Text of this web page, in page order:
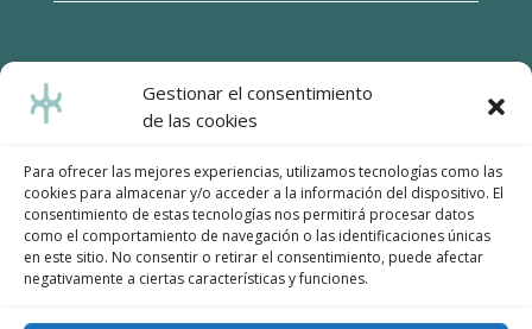
Gestionar el consentimiento
de las cookies
Para ofrecer las mejores experiencias, utilizamos tecnologías como las
cookies para almacenar y/o acceder a la información del dispositivo. El
consentimiento de estas tecnologías nos permitirá procesar datos
como el comportamiento de navegación o las identificaciones únicas
en este sitio. No consentir o retirar el consentimiento, puede afectar
negativamente a ciertas características y funciones.
Hecho con amor por
soyfarmaceutico.com by hefadi.es
PROGRAMA KIT DIGITAL
COFINANCIADO POR LOS FONDOS
NEXT GENERATION (EU) DEL